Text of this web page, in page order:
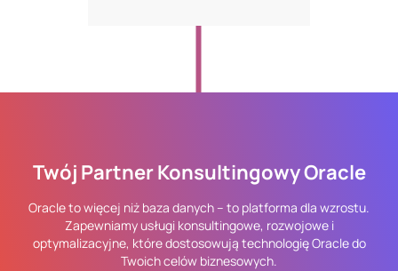
Twój Partner Konsultingowy Oracle
Oracle to więcej niż baza danych – to platforma dla wzrostu.
Zapewniamy usługi konsultingowe, rozwojowe i
optymalizacyjne, które dostosowują technologię Oracle do
Twoich celów biznesowych.